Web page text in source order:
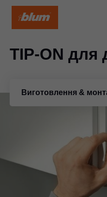
Виготовлення &
TIP-ON для